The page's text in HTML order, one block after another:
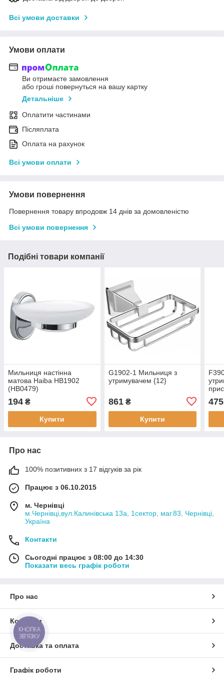
Всі умови доставки
Умови оплати
Ви отримаєте замовлення
або гроші повернуться на вашу картку
Детальніше
Оплатити частинами
Післяплата
Оплата на рахунок
Всі умови оплати
Умови повернення
Повернення товару впродовж 14 днів за домовленістю
Всі умови повернення
Подібні товари компанії
Мильниця настінна
матова Haiba HB1902
(HB0479)
194 ₴
Купити
G1902-1 Мильниця з
утримувачем {12}
861₴
Купити
475
Про нас
100% позитивних з 17 відгуків за рік
Працює з 06.10.2015
м. Чернівці
м.Чернівці,вул.Калинівська 13а, 1сектор, маг.83, Чернівці,
Україна
Контакти
Сьогодні працює з 08:00 до 14:30
Показати весь графік роботи
Про нас
Контакти
Доставка та оплата
Графік роботи
КНОПКА
ЗВ'ЯЗКУ